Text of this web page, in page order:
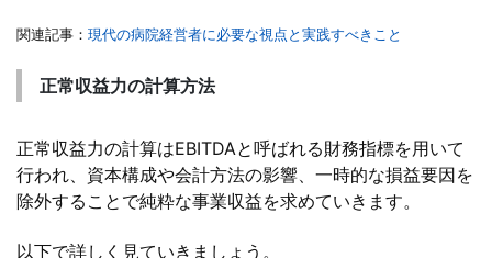
関連記事： 現代の病院経営者に必要な視点と実践すべきこと
正常収益力の計算方法
正常収益力の計算はEBITDAと呼ばれる財務指標を用いて
行われ、資本構成や会計方法の影響、一時的な損益要因を
除外することで純粋な事業収益を求めていきます。
以下で詳しく見ていきましょう。